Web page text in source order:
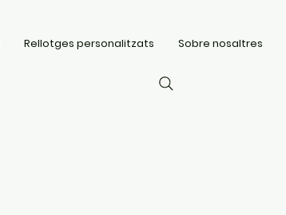
Rellotges personalitzats Sobre nosaltres